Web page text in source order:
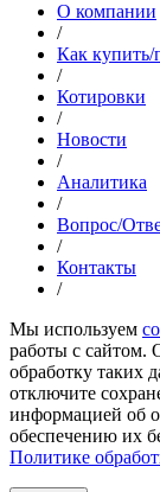
О компании
/
Как купить/
/
Котировки
/
Новости
/
Аналитика
/
Вопрос/
/
Контакты
/
Мы используем
работы с сайтом.
обработку таких
отключите
информацией об
обеспечению их
Политике